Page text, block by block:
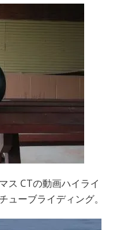
ス CTの動画ハイライ
ューブライディング。